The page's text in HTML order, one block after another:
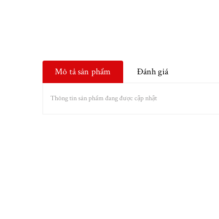
Mô tả sản phẩm Đánh giá
Thông tin sản phẩm đang được cập nhật